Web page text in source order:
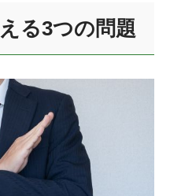
る3つの問題